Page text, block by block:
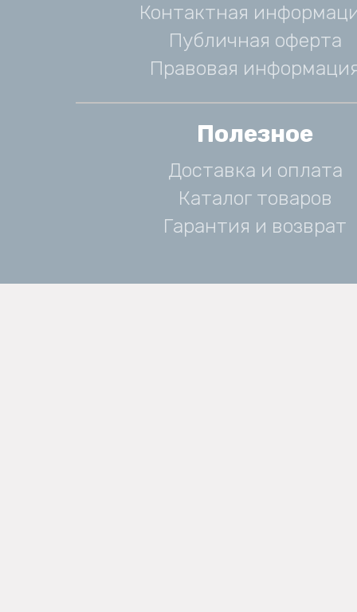
Контактная
Публичная оферта
Правовая
Полезное
Доставка и оплата
Каталог товаров
Гарантия и возврат